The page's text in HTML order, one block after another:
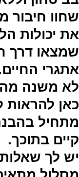
שחוו חיבור
את יכולות
שמצאו דרך
אתגרי
לא משנה
כאן להראות
מתחיל
קיים בתוכך.
יש לך